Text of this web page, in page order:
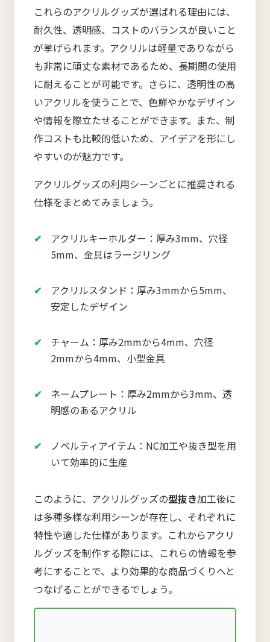
これらのアクリルグッズが選ばれる理由には、
耐久性、透明感、コストのバランスが良いこと
が挙げられます。アクリルは軽量でありながら
も非常に頑丈な素材であるため、長期間の使用
に耐えることが可能です。さらに、透明性の高
いアクリルを使うことで、色鮮やかなデザイン
や情報を際立たせることができます。また、制
作コストも比較的低いため、アイデアを形にし
やすいのが魅力です。
アクリルグッズの利用シーンごとに推奨される
仕様をまとめてみましょう。
アクリルキーホルダー：厚み3mm、穴径
5mm、金具はラージリング
アクリルスタンド：厚み3mmから5mm、
安定したデザイン
チャーム：厚み2mmから4mm、穴径
2mmから4mm、小型金具
ネームプレート：厚み2mmから3mm、透
明感のあるアクリル
ノベルティアイテム：NC加工や抜き型を用
いて効率的に生産
このように、アクリルグッズの型抜き加工後に
は多種多様な利用シーンが存在し、それぞれに
特性や適した仕様があります。これからアクリ
ルグッズを制作する際には、これらの情報を参
考にすることで、より効果的な商品づくりへと
つなげることができるでしょう。